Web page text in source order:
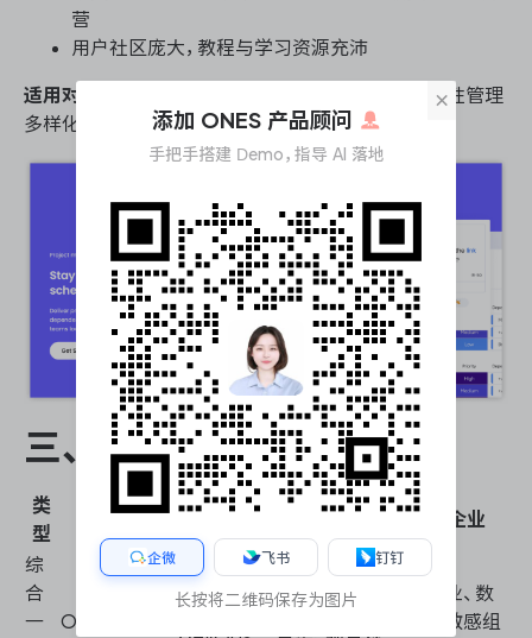
营
用户社区庞大，教程与学习资源充沛
适用对象：
中大型组织或跨职能团队，需要高度灵活性管理
多样化流程，倾向以低代码方式自主构建应用。
三、分类对比与选型路径
类
型
代表产品 典型企业
综
合
一
ONES
全流程深度
集成，
中大型敏捷
开发、复杂项
科技企业、数
据安全敏感组
×
添加 ONES 产品顾问
手把手搭建 Demo，指导 AI 落地
企微 飞书 钉钉
长按将二维码保存为图片